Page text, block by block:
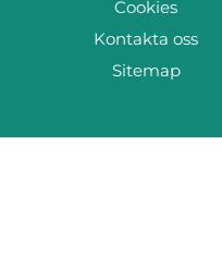
Cookies
Kontakta oss
Sitemap